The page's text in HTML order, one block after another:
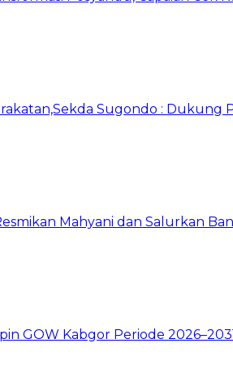
Sugondo :
Mahyani dan Salurkan
GOW Kabgor Periode